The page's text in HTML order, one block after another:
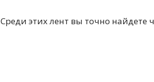
Среди этих лент вы точно найдете